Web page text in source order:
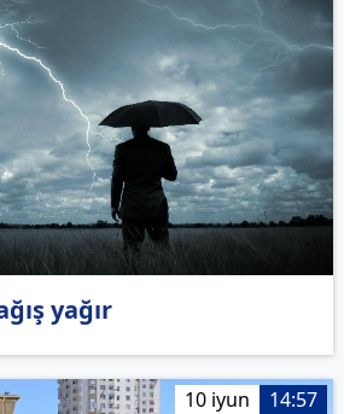
yağır
10 iyun 14:57